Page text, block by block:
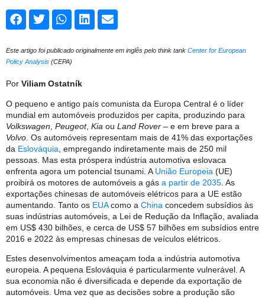
Este artigo foi publicado originalmente em inglês pelo think tank Center for European
Policy Analysis (CEPA)
Por Viliam Ostatník
O pequeno e antigo país comunista da Europa Central é o líder
mundial em automóveis produzidos per capita, produzindo para
Volkswagen Peugeot, Kia ou Land Rover – e em breve para a
Volvo . Os automóveis representam mais de 41% das exportações
da Eslováquia , empregando indiretamente mais de 250 mil
pessoas. Mas esta próspera indústria automotiva eslovaca
enfrenta agora um potencial tsunami. A União Europeia (UE)
proibirá os motores de automóveis a gás a partir de 2035 . As
exportações chinesas de automóveis elétricos para a UE estão
aumentando. Tanto os EUAcomo a China concedem subsídios às
suas indústrias automóveis, a Lei de Redução da Inflação, avaliada
em US$ 430 bilhões, e cerca de US$ 57 bilhões em subsídios entre
2016 e 2022 às empresas chinesas de veículos elétricos.
Estes desenvolvimentos ameaçam toda a indústria automotiva
europeia. A pequena Eslováquia é particularmente vulnerável. A
sua economia não é diversificada e depende da exportação de
automóveis. Uma vez que as decisões sobre a produção são